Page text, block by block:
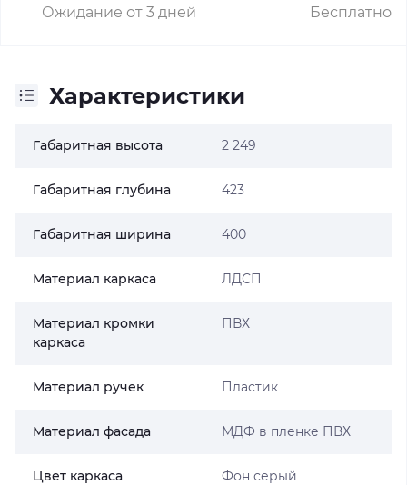
Ожидание от 3 дней
Бесплатно
Характеристики
Габаритная высота 2 249
Габаритная глубина 423
Габаритная ширина 400
Материал каркаса ЛДСП
Материал кромки
каркаса
ПВХ
Материал ручек Пластик
Материал фасада МДФ в пленке ПВХ
Цвет каркаса Фон серый